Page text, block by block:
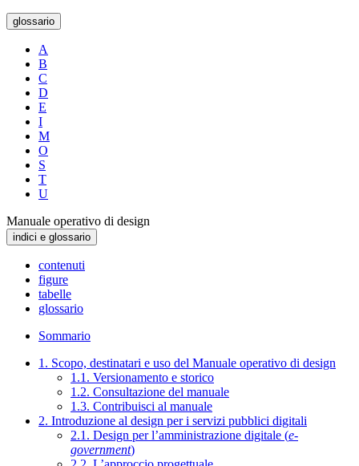
glossario
A
B
C
D
E
I
M
O
S
T
U
Manuale operativo di design
indici e glossario
contenuti
figure
tabelle
glossario
Sommario
1. Scopo, destinatari e uso del Manuale operativo di design
1.1. Versionamento e storico
1.2. Consultazione del manuale
1.3. Contribuisci al manuale
2. Introduzione al design per i servizi pubblici digitali
2.1. Design per l’amministrazione digitale (e-
government)